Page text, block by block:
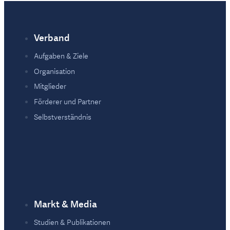
FußzeileVerband
Aufgaben & Ziele
Organisation
Mitglieder
Förderer und Partner
Selbstverständnis
Markt & Media
Studien & Publikationen